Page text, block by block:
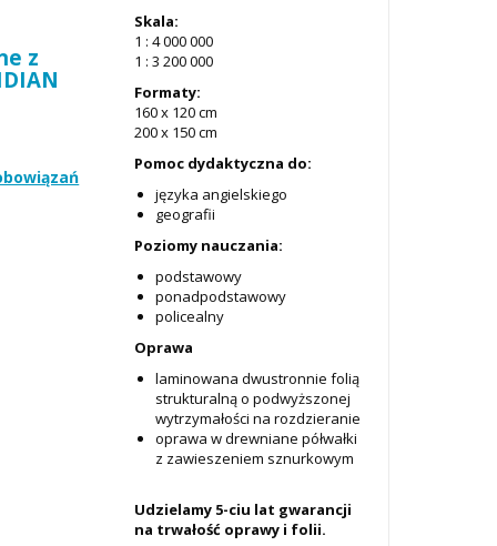
z
Skala:
1 : 4 000 000
1 : 3 200 000
Formaty:
160 x 120 cm
200 x 150 cm
Pomoc dydaktyczna do:
języka angielskiego
geografii
Poziomy nauczania:
podstawowy
ponadpodstawowy
policealny
Oprawa
laminowana dwustronnie folią
strukturalną o podwyższonej
wytrzymałości na rozdzieranie
oprawa w drewniane półwałki
z zawieszeniem sznurkowym
Udzielamy 5-ciu lat gwarancji
na trwałość oprawy i folii.